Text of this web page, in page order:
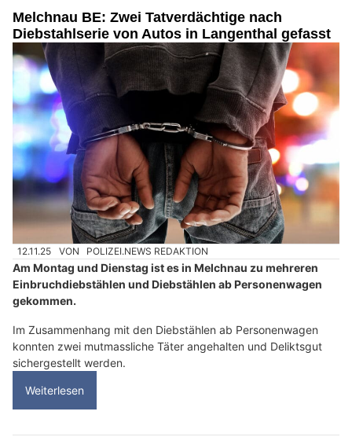
Melchnau BE: Zwei Tatverdächtige nach
Diebstahlserie von Autos in Langenthal gefasst
12.11.25 VON POLIZEI.NEWS REDAKTION
Am Montag und Dienstag ist es in Melchnau zu mehreren
Einbruchdiebstählen und Diebstählen ab Personenwagen
gekommen.
Im Zusammenhang mit den Diebstählen ab Personenwagen
konnten zwei mutmassliche Täter angehalten und Deliktsgut
sichergestellt werden.
Weiterlesen